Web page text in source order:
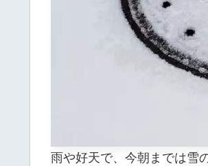
雨や好天で、今朝までは雪